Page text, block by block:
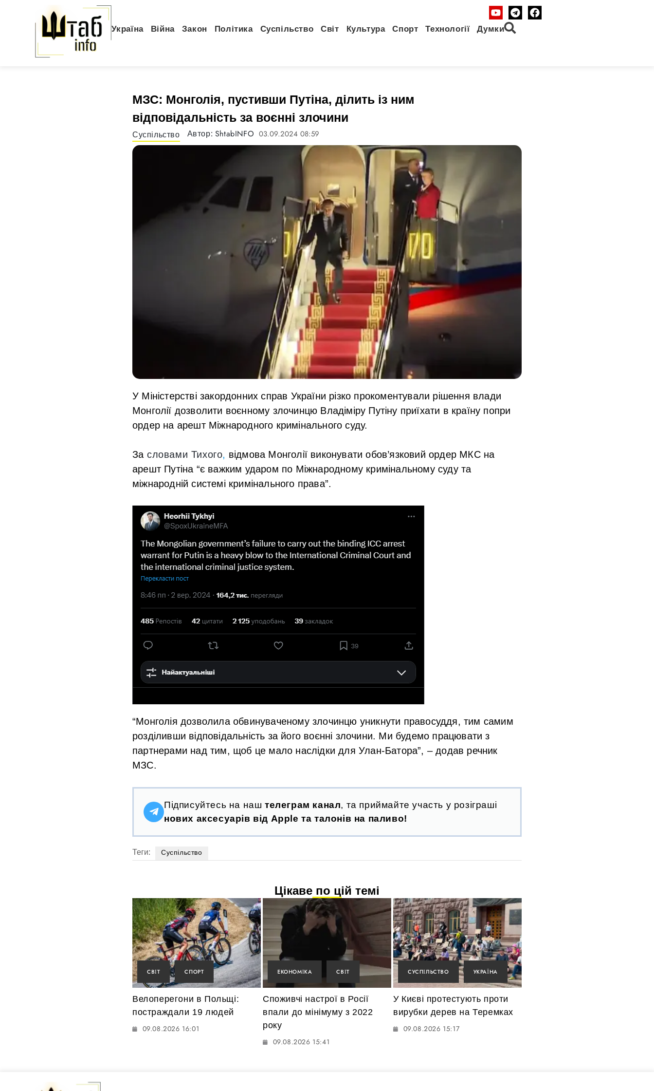
Україна Війна Закон Політика Суспільство Світ Культура Спорт Технології Думки
МЗС: Монголія, пустивши Путіна, ділить із ним
відповідальність за воєнні злочини
Суспільство Автор: ShtabINFO 03.09.2024 08:59
У Міністерстві закордонних справ України різко прокоментували рішення влади
Монголії дозволити воєнному злочинцю Владіміру Путіну приїхати в країну попри
ордер на арешт Міжнародного кримінального суду.
За словами Тихого, відмова Монголії виконувати обов’язковий ордер МКС на
арешт Путіна “є важким ударом по Міжнародному кримінальному суду та
міжнародній системі кримінального права”.
“Монголія дозволила обвинуваченому злочинцю уникнути правосуддя, тим самим
розділивши відповідальність за його воєнні злочини. Ми будемо працювати з
партнерами над тим, щоб це мало наслідки для Улан-Батора”, – додав речник
МЗС.
Підписуйтесь на наш телеграм канал, та приймайте участь у розіграші
нових аксесуарів від Apple та талонів на паливо!
Теги: Суспільство
Цікаве по цій темі
СВІТ СПОРТ
Велоперегони в Польщі:
постраждали 19 людей
09.08.2026 16:01
ЕКОНОМІКА СВІТ
Споживчі настрої в Росії
впали до мінімуму з 2022
року
09.08.2026 15:41
СУСПІЛЬСТВО УКРАЇНА
У Києві протестують проти
вирубки дерев на Теремках
09.08.2026 15:17